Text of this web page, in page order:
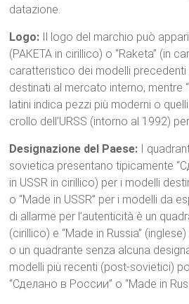
datazione.
Logo: Il logo del marchio può
(РАКЕТА in cirillico) o “Raketa” (in
caratteristico dei modelli precedenti
destinati al mercato interno, mentre
latini indica pezzi più moderni o
crollo dell’URSS (intorno al 1992)
Designazione del Paese: I
sovietica presentano tipicamente
in USSR in cirillico) per i modelli
o “Made in USSR” per i modelli da
di allarme per l’autenticità è un
(cirillico) e “Made in Russia”
o un quadrante senza alcuna
modelli più recenti (post-sovietici)
“Сделано в России” o “Made in